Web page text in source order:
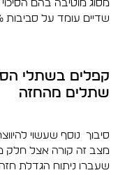
מסוג מוטיבה בהם
שדיים עומד על סביבות 1% בלבד.
קפלים בשתלי
שתלים מהחזה
סיבוך נוסף שעשוי
מצב זה קורה אצל חלק
שעברו ניתוח הגדלת